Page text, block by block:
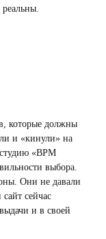
которые должны
и «кинули» на
«BPM
выбора.
Они не давали
сейчас
и в своей